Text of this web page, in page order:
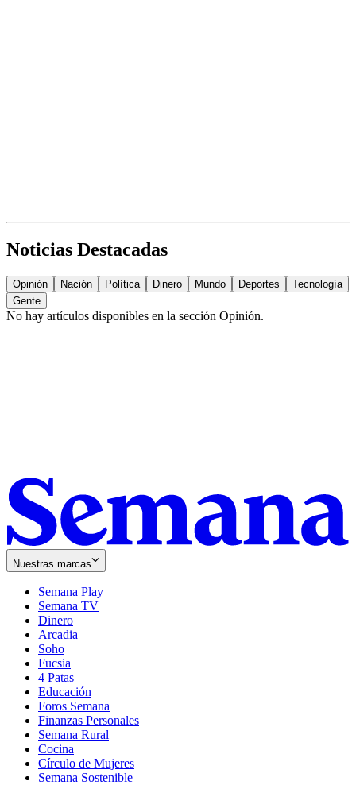
Noticias Destacadas
Opinión Nación Política Dinero Mundo Deportes
Tecnología
Gente
No hay artículos disponibles en la sección Opinión.
Nuestras marcas
Semana Play
Semana TV
Dinero
Arcadia
Soho
in
new
window
Fucsia
in
new
window
4 Patas
Educación
Foros Semana
Finanzas Personales
Semana Rural
Cocina
Círculo de Mujeres
Semana Sostenible